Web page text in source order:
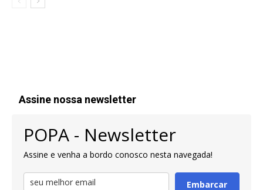
Assine nossa newsletter
POPA - Newsletter
Assine e venha a bordo conosco nesta navegada!
Embarcar